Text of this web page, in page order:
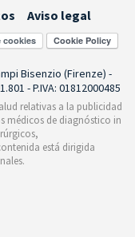
Aviso legal
cookies
Bisenzio (Firenze) -
- P.IVA: 01812000485
relativas a la publicidad
médicos de diagnóstico in
está dirigida